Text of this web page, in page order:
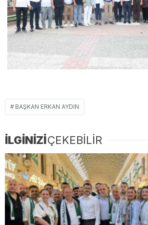
BAŞKAN ERKAN AYDIN
İLGİNİZİÇEKEBİLİR